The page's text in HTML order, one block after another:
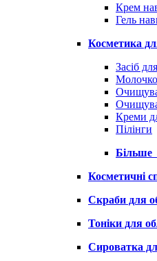
Крем
Гель
Косметика
Засіб
Креми
Пілінги
Більше
Косметичні
Скраби для
Тоніки для
Сироватка